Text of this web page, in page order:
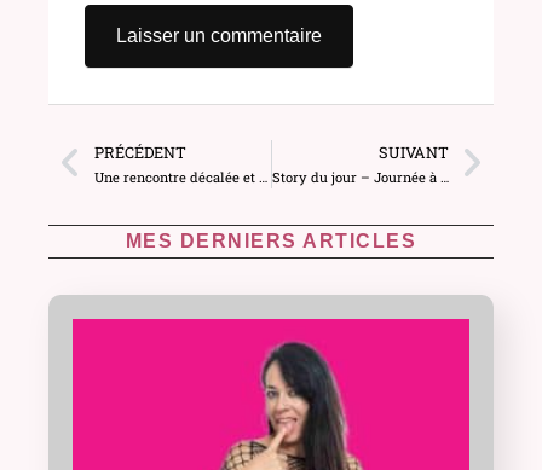
PRÉCÉDENT
Une rencontre décalée et très intense avec MistergooddealX (5150)
SUIVANT
Story du jour – Journée à la plage, soirée au village naturiste (10372)
MES DERNIERS ARTICLES